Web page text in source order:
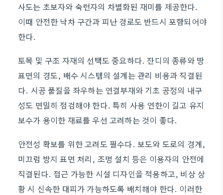
사도는 초보자와 숙련자의 차별화된 재미를 제공한다.
이때 안전한 낙차 구간과 피난 경로도 반드시 포함되어야
한다.
토목 및 구조 자재의 선택도 중요하다. 잔디의 종류와 땅
표면의 경도, 배수 시스템의 설계는 관리 비용과 직결된
다. 시공 품질을 좌우하는 연결부재와 기초 공정의 내구
성도 면밀히 점검해야 한다. 특히 사용 연한이 길고 유지
보수가 용이한 재료를 우선 고려하는 것이 좋다.
안전성 확보를 위한 고려도 필수다. 보도와 도로의 경계,
미끄럼 방지 표면 처리, 조명 설치 등은 이용자의 안전에
직결된다. 접근 가능한 시설 디자인을 적용하고, 비상 상
황 시 신속한 대피가 가능하도록 배치해야 한다. 이러한